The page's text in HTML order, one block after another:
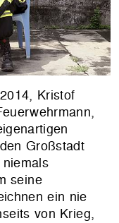
Kristof
Großstadt
seine
ein nie
von Krieg,